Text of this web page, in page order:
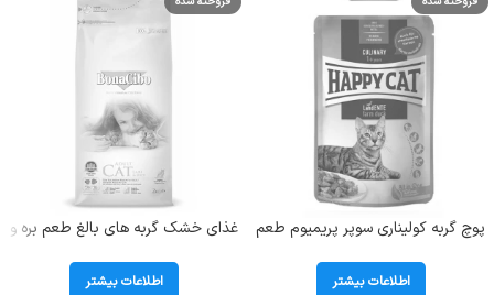
پوچ گربه کولیناری سوپر پریمیوم طعم
85 گرم
اطلاعات بیشتر
غذای خشک گربه های بالغ طعم بره و
اطلاعات بیشتر